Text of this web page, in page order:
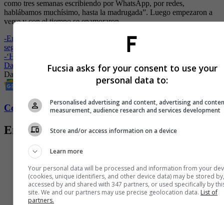
como tres semanas escribiendo por WhatsApp, por redes,
hablábamos muchísimo, hasta la madrugada”. Luego empezaron a
verse y con el tiempo se enamoraron.
-Emotiva reacción de la mamá de James tras el nacimiento del
segundo bebé de Daniela Ospina
-‘Hija de tigre sale pintada’. La incursión de Salomé, la hija de
Daniela Ospina, en las redes sociales
Daniela Ospina Revista Fucsia Entretenimiento
Conozca más de Fucsia aquí
Entradas relacionadas
Fucsia asks for your consent to use your
personal data to:
Personalised advertising and content, advertising and
measurement, audience research and services development
Store and/or access information on a device
Learn more
Your personal data will be processed and information from your
(cookies, unique identifiers, and other device data) may be stored by,
accessed by and shared with 347 partners, or used specifically by
site. We and our partners may use precise geolocation data. List of
partners.